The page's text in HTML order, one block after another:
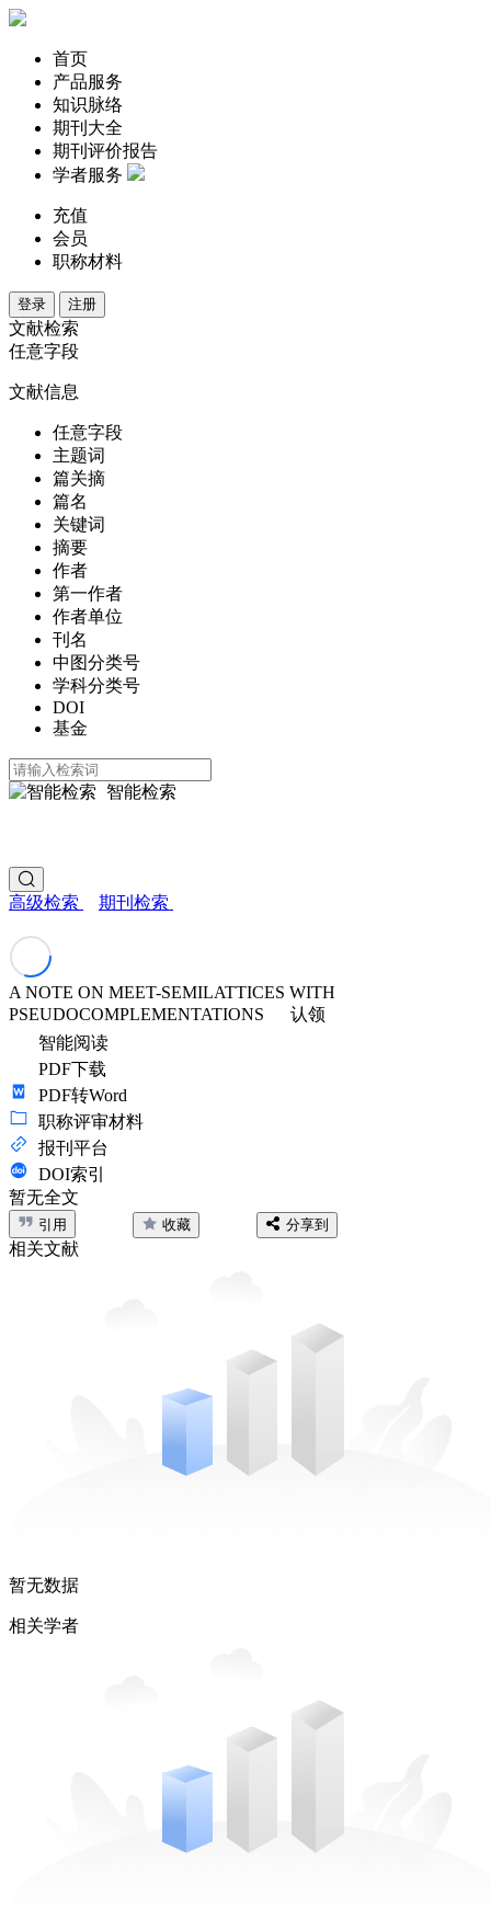
首页
产品服务
知识脉络
期刊大全
期刊评价报告
学者服务
充值
会员
职称材料
登录 注册
文献检索
任意字段
文献信息
任意字段
主题词
篇关摘
篇名
关键词
摘要
作者
第一作者
作者单位
刊名
中图分类号
学科分类号
DOI
基金
智能检索
高级检索 期刊检索
A NOTE ON MEET-SEMILATTICES WITH
PSEUDOCOMPLEMENTATIONS
认领
智能阅读
PDF下载
PDF转Word
职称评审材料
报刊平台
DOI索引
暂无全文
引用 收藏 分享到
相关文献
暂无数据
相关学者